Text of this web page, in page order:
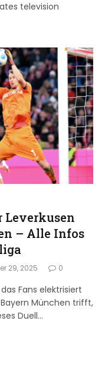
television
Leverkusen
– Alle Infos
29, 2025 0
Fans elektrisiert
München trifft,
Duell…